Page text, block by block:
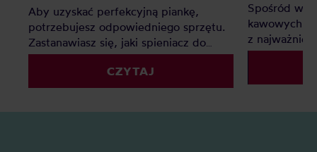
Aby uzyskać perfekcyjną piankę,
potrzebujesz odpowiedniego sprzętu.
Zastanawiasz się, jaki spieniacz do
mleka kupić? Elektryczny, ręczny, a
może indukcyjny? Oto nasz
szczegółowy ranking, który pomoże Ci
CZYTAJ
Spośród
kawowych -
z
dzięki
kawy